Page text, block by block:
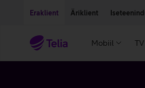
Eraklient Äriklient
Mobiil